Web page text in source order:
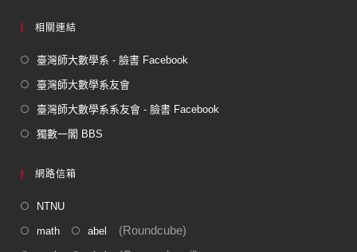
相關連結
臺灣師大數學系 - 臉書 Facebook
臺灣師大數學系友會
臺灣師大數學系系友會 - 臉書 Facebook
獨數一閣 BBS
網路信箱
NTNU
math abel (Roundcube)